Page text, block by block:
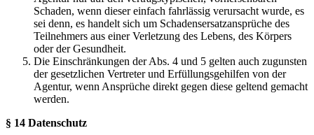
Schaden, wenn dieser einfach fahrlässig verursacht wurde, es
sei denn, es handelt sich um Schadensersatzansprüche des
Teilnehmers aus einer Verletzung des Lebens, des Körpers
oder der Gesundheit.
Die Einschränkungen der Abs. 4 und 5 gelten auch zugunsten
der gesetzlichen Vertreter und Erfüllungsgehilfen von der
Agentur, wenn Ansprüche direkt gegen diese geltend gemacht
werden.
§ 14 Datenschutz